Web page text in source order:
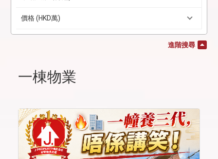
進階搜尋
價格 (HKD萬)
一棟物業